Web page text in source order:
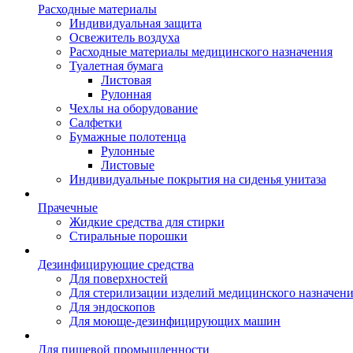
Расходные материалы
Индивидуальная защита
Освежитель воздуха
Расходные материалы медицинского назначения
Туалетная бумага
Листовая
Рулонная
Чехлы на оборудование
Салфетки
Бумажные полотенца
Рулонные
Листовые
Индивидуальные покрытия на сиденья унитаза
Прачечные
Жидкие средства для стирки
Стиральные порошки
Дезинфицирующие средства
Для поверхностей
Для стерилизации изделий медицинского
Для эндоскопов
Для моюще-дезинфицирующих машин
Для пищевой промышленности